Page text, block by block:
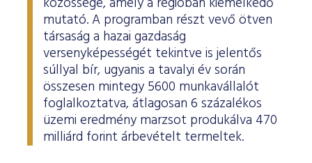
mutató. A programban részt vevő ötven
társaság a hazai gazdaság
versenyképességét tekintve is jelentős
súllyal bír, ugyanis a tavalyi év során
összesen mintegy 5600 munkavállalót
foglalkoztatva, átlagosan 6 százalékos
üzemi eredmény marzsot produkálva 470
milliárd forint árbevételt termeltek.